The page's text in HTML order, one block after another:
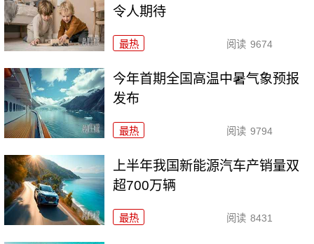
令人期待
最热 阅读 9674
今年首期全国高温中暑气象预报
发布
最热 阅读 9794
上半年我国新能源汽车产销量双
超700万辆
最热 阅读 8431